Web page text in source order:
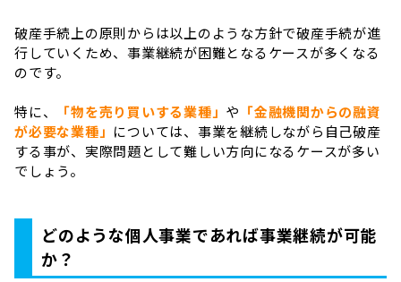
破産手続上の原則からは以上のような方針で破産手続が進
行していくため、事業継続が困難となるケースが多くなる
のです。
特に、 「物を売り買いする業種」 や 「金融機関からの融資
が必要な業種」 については、事業を継続しながら自己破産
する事が、実際問題として難しい方向になるケースが多い
でしょう。
どのような個人事業であれば事業継続が可能
か？